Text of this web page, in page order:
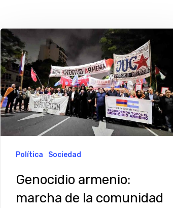
Genocidio
armenio:
marcha
de
la
comunidad
Aires
Política Sociedad
Genocidio armenio:
marcha de la comunidad